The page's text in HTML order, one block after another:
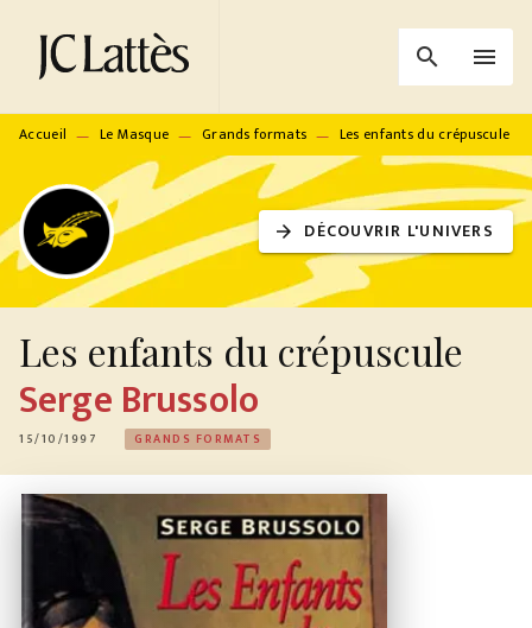
MENU RECHERCHE
PIED DE PAGE
search menu
Accueil — Le Masque — Grands formats — Les enfants du crépuscule
arrow_forward DÉCOUVRIR L'UNIVERS
Les enfants du crépuscule
Serge Brussolo
15/10/1997 GRANDS FORMATS